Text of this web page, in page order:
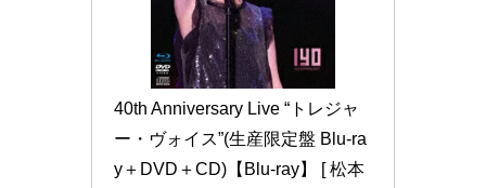
40th Anniversary Live “トレジャ
ー・ヴォイス”(生産限定盤 Blu-ra
y＋DVD＋CD)【Blu-ray】 [ 松本